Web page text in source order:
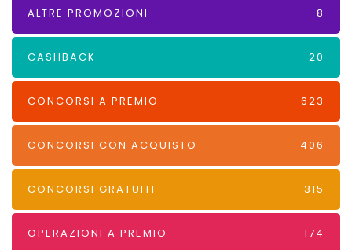
ALTRE PROMOZIONI 8
CASHBACK 20
CONCORSI A PREMIO 623
CONCORSI CON ACQUISTO 406
CONCORSI GRATUITI 315
OPERAZIONI A PREMIO 174